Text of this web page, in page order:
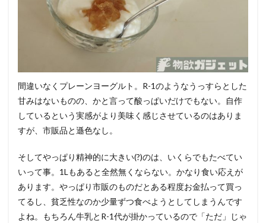
間違いなくプレーンヨーグルト。R-1のようなうっすらとした
甘みはないものの、かと言って酸っぱいだけでもない。自作
しているという実感がより美味く感じさせているのはありま
すが、市販品と遜色なし。
そしてやっぱり精神的に大きい(?)のは、いくらでもたべてい
いって事。1Lもあると全然無くならない。かなり食い応えが
あります。やっぱり市販のものだとある程度お金払って買っ
てるし、貧乏性なのか少量ずつ食べようとしてしまうんです
よね。もちろん牛乳とR-1代が掛かっているので「ただ」じゃ